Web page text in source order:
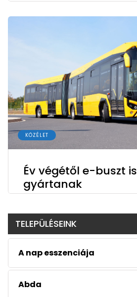
KÖZÉLET
Év végétől e-buszt is
gyártanak
TELEPÜLÉSEINK
A nap esszenciája
Abda